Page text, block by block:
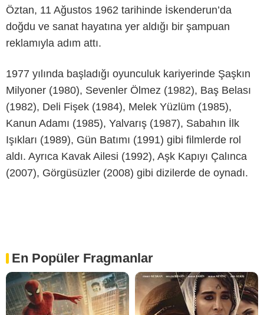
Öztan, 11 Ağustos 1962 tarihinde İskenderun’da
doğdu ve sanat hayatına yer aldığı bir şampuan
reklamıyla adım attı.
1977 yılında başladığı oyunculuk kariyerinde Şaşkın
Milyoner (1980), Sevenler Ölmez (1982), Baş Belası
(1982), Deli Fişek (1984), Melek Yüzlüm (1985),
Kanun Adamı (1985), Yalvarış (1987), Sabahın İlk
Işıkları (1989), Gün Batımı (1991) gibi filmlerde rol
aldı. Ayrıca Kavak Ailesi (1992), Aşk Kapıyı Çalınca
(2007), Görgüsüzler (2008) gibi dizilerde de oynadı.
En Popüler Fragmanlar